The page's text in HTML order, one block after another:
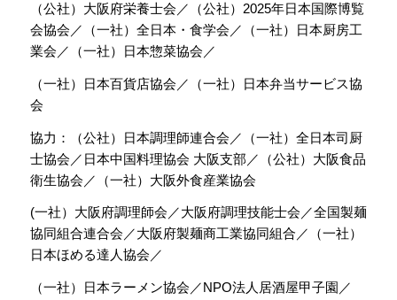
（公社）大阪府栄養士会／（公社）2025年日本国際博覧
会協会／（一社）全日本・食学会／（一社）日本厨房工
業会／（一社）日本惣菜協会／
（一社）日本百貨店協会／（一社）日本弁当サービス協
会
協力：（公社）日本調理師連合会／（一社）全日本司厨
士協会／日本中国料理協会 大阪支部／（公社）大阪食品
衛生協会／（一社）大阪外食産業協会
(一社）大阪府調理師会／大阪府調理技能士会／全国製麺
協同組合連合会／大阪府製麺商工業協同組合／（一社）
日本ほめる達人協会／
（一社）日本ラーメン協会／NPO法人居酒屋甲子園／